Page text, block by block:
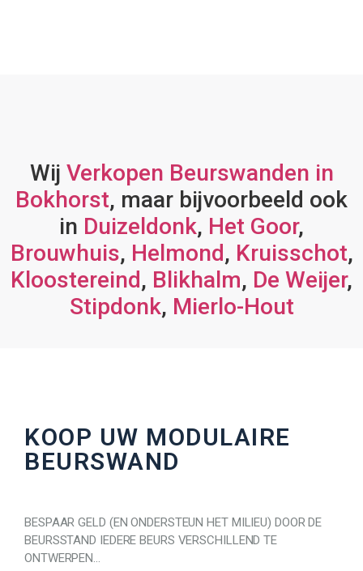
Wij Verkopen Beurswanden in
Bokhorst, maar bijvoorbeeld ook
in Duizeldonk, Het Goor,
Brouwhuis, Helmond, Kruisschot,
Kloostereind, Blikhalm, De Weijer,
Stipdonk, Mierlo-Hout
KOOP UW MODULAIRE
BEURSWAND
BESPAAR GELD (EN ONDERSTEUN HET MILIEU) DOOR DE
BEURSSTAND IEDERE BEURS VERSCHILLEND TE
ONTWERPEN…